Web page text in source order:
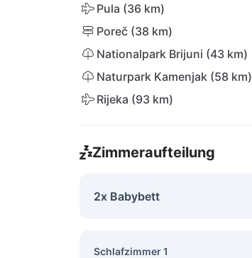
Pula (36 km)
Poreč (38 km)
Nationalpark Brijuni (43 km)
Naturpark Kamenjak (58 km)
Rijeka (93 km)
Zimmeraufteilung
2x Babybett
Schlafzimmer 1